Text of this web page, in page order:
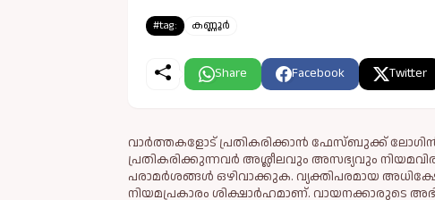
#tag: കണ്ണൂർ
Share Facebook Twitter
വാർത്തകളോട് പ്രതികരിക്കാൻ ഫേസ്ബുക്ക് ലോഗിൻ
പ്രതികരിക്കുന്നവര്‍ അശ്ലീലവും അസഭ്യവും
പരാമര്‍ശങ്ങള്‍ ഒഴിവാക്കുക. വ്യക്തിപരമായ
നിയമപ്രകാരം ശിക്ഷാര്‍ഹമാണ്. വായനക്കാരുടെ